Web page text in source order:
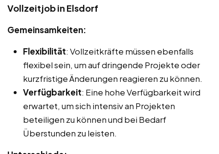
Vollzeitjob in Elsdorf
Gemeinsamkeiten:
Flexibilität: Vollzeitkräfte müssen ebenfalls
flexibel sein, um auf dringende Projekte oder
kurzfristige Änderungen reagieren zu können.
Verfügbarkeit: Eine hohe Verfügbarkeit wird
erwartet, um sich intensiv an Projekten
beteiligen zu können und bei Bedarf
Überstunden zu leisten.